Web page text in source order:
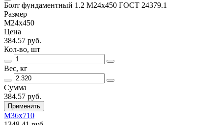
Болт фундаментный 1.2 М24х450 ГОСТ 24379.1
Размер
М24х450
Цена
384.57 руб.
Кол-во, шт
Вес, кг
Сумма
384.57 руб.
Применить
М36х710